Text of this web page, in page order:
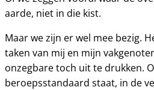
aarde, niet in die kist.
Maar we zijn er wel mee bezig.
taken van mij en mijn
onzegbare toch uit te drukken.
beroepsstandaard staat, in de